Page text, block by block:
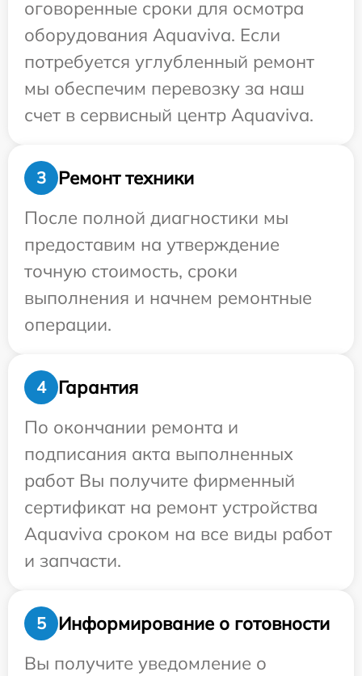
оговоренные сроки для осмотра
оборудования Aquaviva. Если
потребуется углубленный ремонт
мы обеспечим перевозку за наш
счет в сервисный центр Aquaviva.
3
Ремонт техники
После полной диагностики мы
предоставим на утверждение
точную стоимость, сроки
выполнения и начнем ремонтные
операции.
4
Гарантия
По окончании ремонта и
подписания акта выполненных
работ Вы получите фирменный
сертификат на ремонт устройства
Aquaviva сроком на все виды работ
и запчасти.
5
Информирование о готовности
Вы получите уведомление о